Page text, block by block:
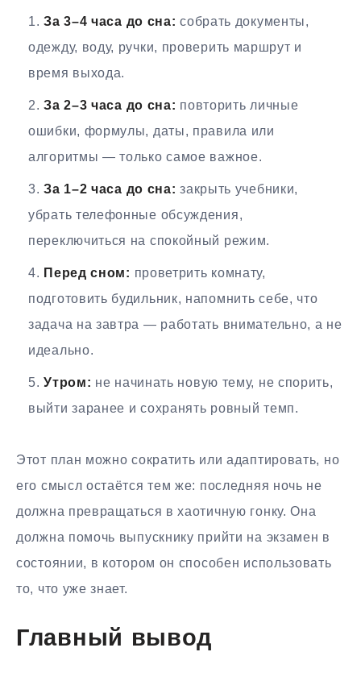
За 3–4 часа до сна: собрать документы,
одежду, воду, ручки, проверить маршрут и
время выхода.
За 2–3 часа до сна: повторить личные
ошибки, формулы, даты, правила или
алгоритмы — только самое важное.
За 1–2 часа до сна: закрыть учебники,
убрать телефонные обсуждения,
переключиться на спокойный режим.
Перед сном: проветрить комнату,
подготовить будильник, напомнить себе, что
задача на завтра — работать внимательно, а не
идеально.
Утром: не начинать новую тему, не спорить,
выйти заранее и сохранять ровный темп.
Этот план можно сократить или адаптировать, но
его смысл остаётся тем же: последняя ночь не
должна превращаться в хаотичную гонку. Она
должна помочь выпускнику прийти на экзамен в
состоянии, в котором он способен использовать
то, что уже знает.
Главный вывод